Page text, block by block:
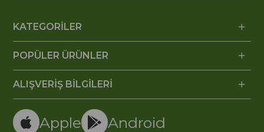
KATEGORİLER
POPÜLER ÜRÜNLER
ALIŞVERİŞ BİLGİLERİ
Apple Android